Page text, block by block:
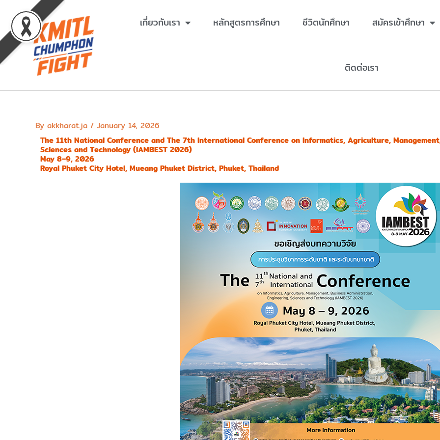
content
เกี่ยวกับเรา หลักสูตรการศึกษา ชีวิตนักศึกษา สมัครเข้าศึกษา
ติดต่อเรา
By akkharat.ja / January 14, 2026
The 11th National Conference and The 7th International Conference on Informatics, Agriculture,
Sciences and Technology (IAMBEST 2026)
May 8–9, 2026
Royal Phuket City Hotel, Mueang Phuket District, Phuket, Thailand